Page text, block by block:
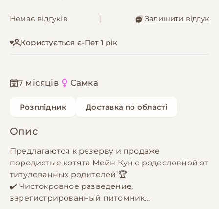
Немає відгуків Залишити відгук
Користується є-Пет 1 рік
7 місяців Самка
Розплідник Доставка по області
Опис
Предлагаются к резерву и продаже
породистые котята Мейн Кун с родословной от
титулованных родителей 🏆
✔️ Чистокровное разведение,
зарегистрированный питомник